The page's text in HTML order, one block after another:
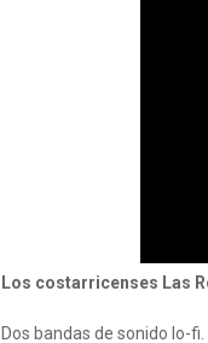
Los costarricenses Las
Dos bandas de sonido lo-